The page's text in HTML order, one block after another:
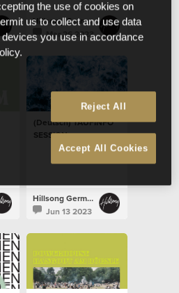
Hillsong Germany
Mar 26 2023
(Deutsch) TAUFINFO
SESSION
Hillsong Germany
Jun 13 2023
the use of cookies on
us to collect and use data
you use in accordance
Reject All
Accept All Cookies